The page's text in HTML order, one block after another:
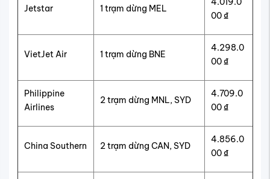
Jetstar 1 trạm dừng MEL
00 ₫
VietJet Air 1 trạm dừng BNE
4.298.0
00 ₫
Philippine
Airlines
2 trạm dừng MNL, SYD
4.709.0
00 ₫
China Southern 2 trạm dừng CAN, SYD
4.856.0
00 ₫